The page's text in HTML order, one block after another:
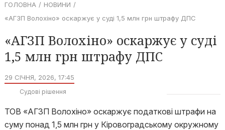
ГОЛОВНА
НОВИНИ
«АГЗП Волохіно» оскаржує у суді 1,5 млн грн штрафу ДПС
«АГЗП Волохіно» оскаржує у суді
1,5 млн грн штрафу ДПС
29 СІЧНЯ, 2026, 17:45
Судові рішення
ТОВ «АГЗП Волохіно» оскаржує податкові штрафи на
суму понад 1,5 млн грн у Кіровоградському окружному